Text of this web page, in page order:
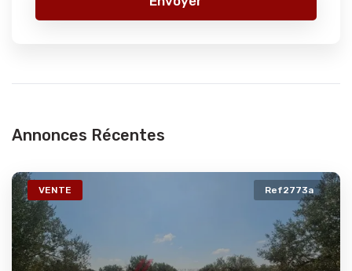
Annonces Récentes
VENTE Ref2773a